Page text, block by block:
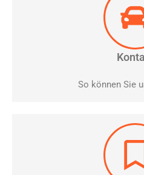
So können Sie